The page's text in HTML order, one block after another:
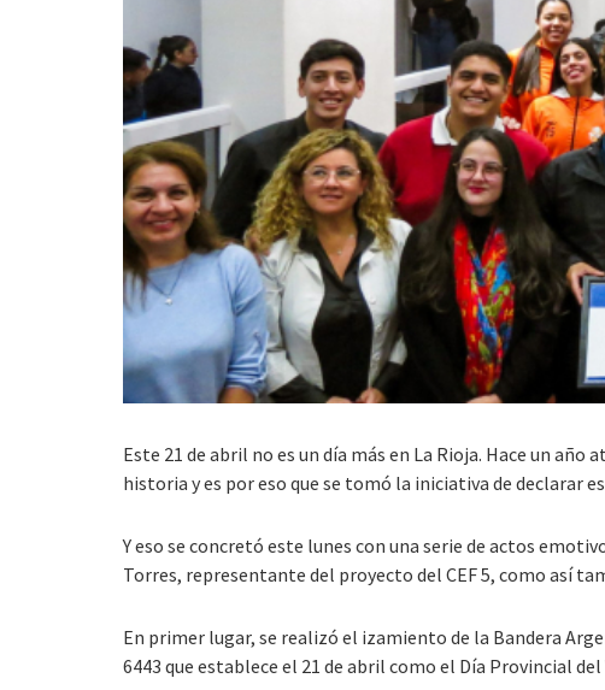
Este 21 de abril no es un día más en La Rioja. Hace un
historia y es por eso que se tomó la iniciativa de declarar
Y eso se concretó este lunes con una serie de actos
Torres, representante del proyecto del CEF 5, como así
En primer lugar, se realizó el izamiento de la Bandera
6443 que establece el 21 de abril como el Día Provincial del